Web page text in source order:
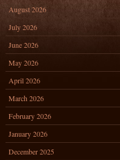
August 2026
July 2026
June 2026
May 2026
April 2026
March 2026
February 2026
January 2026
December 2025